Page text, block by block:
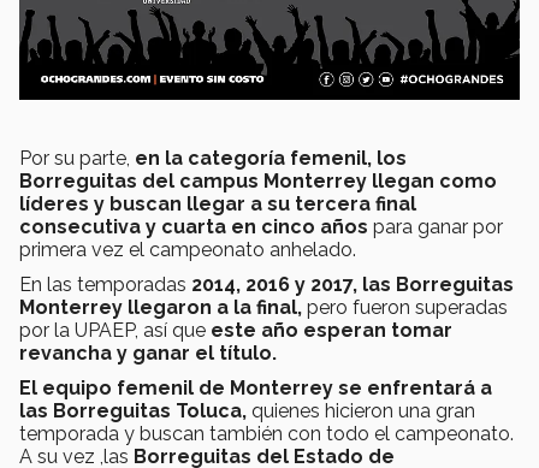
Por su parte, en la categoría femenil, los
Borreguitas del campus Monterrey llegan como
líderes y buscan llegar a su tercera final
consecutiva y cuarta en cinco años para ganar por
primera vez el campeonato anhelado.
En las temporadas 2014, 2016 y 2017, las Borreguitas
Monterrey llegaron a la final, pero fueron superadas
por la UPAEP, así que este año esperan tomar
revancha y ganar el título.
El equipo femenil de Monterrey se enfrentará a
las Borreguitas Toluca, quienes hicieron una gran
temporada y buscan también con todo el campeonato.
A su vez ,las Borreguitas del Estado de